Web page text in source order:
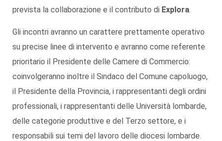
prevista la collaborazione e il contributo di Explora.
Gli incontri avranno un carattere prettamente operativo
su precise linee di intervento e avranno come referente
prioritario il Presidente delle Camere di Commercio:
coinvolgeranno inoltre il Sindaco del Comune capoluogo,
il Presidente della Provincia, i rappresentanti degli ordini
professionali, i rappresentanti delle Università lombarde,
delle categorie produttive e del Terzo settore, e i
responsabili sui temi del lavoro delle diocesi lombarde.